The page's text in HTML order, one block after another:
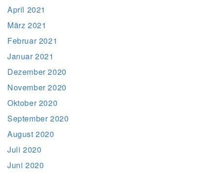
April 2021
März 2021
Februar 2021
Januar 2021
Dezember 2020
November 2020
Oktober 2020
September 2020
August 2020
Juli 2020
Juni 2020